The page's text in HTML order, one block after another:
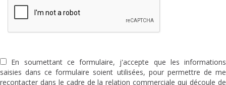
En soumettant ce formulaire, j'accepte que les informations
saisies dans ce formulaire soient utilisées, pour permettre de me
recontacter dans le cadre de la relation commerciale qui découle de